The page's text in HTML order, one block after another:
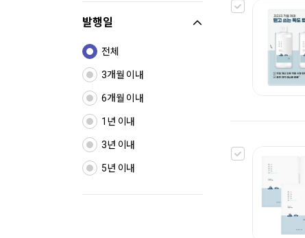
발행일
전체
3개월 이내
6개월 이내
1년 이내
3년 이내
5년 이내